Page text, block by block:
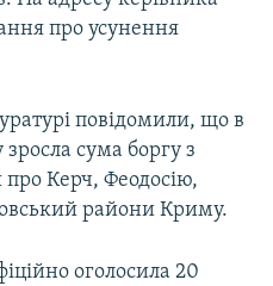
про усунення
повідомили, що в
сума боргу з
про Керч, Феодосію,
райони Криму.
оголосила 20